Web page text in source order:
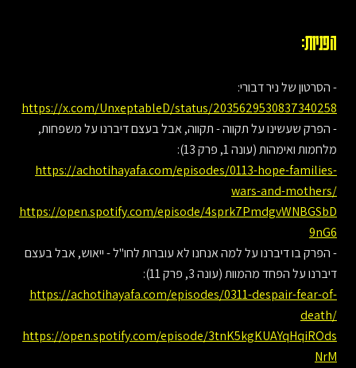
הפניות:
- הסרטון של ניר דבורי:
https://x.com/UnxeptableD/status/2035629530837340258
- הפרק שעשינו על תקווה - תקווה, אבל בעצם דיברנו על משפחות,
מלחמות ואימהות (עונה 1, פרק 13):
https://achotihayafa.com/episodes/0113-hope-families-
wars-and-mothers/
https://open.spotify.com/episode/4sprk7PmdgvWNBGSbD
9nG6
- הפרק בו דיברנו על למה אנחנו לא עוברות לחו"ל - ייאוש, אבל בעצם
דיברנו על הפחד מהמוות (עונה 3, פרק 11):
https://achotihayafa.com/episodes/0311-despair-fear-of-
death/
https://open.spotify.com/episode/3tnK5kgKUAYqHqiROds
NrM